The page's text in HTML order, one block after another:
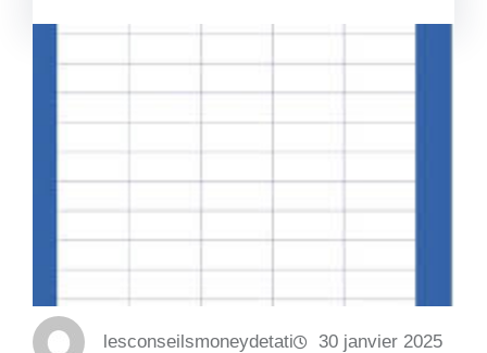
lesconseilsmoneydetati 30 janvier 2025